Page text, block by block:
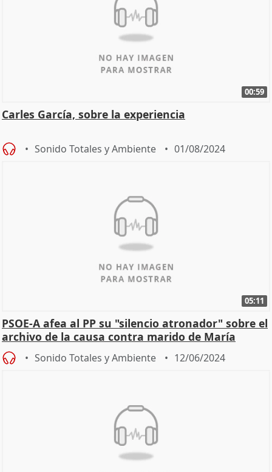
00:59
Carles García, sobre la experiencia
Sonido Totales y Ambiente 01/08/2024
05:11
PSOE-A afea al PP su "silencio atronador" sobre el
archivo de la causa contra marido de María
Gámez
Sonido Totales y Ambiente 12/06/2024